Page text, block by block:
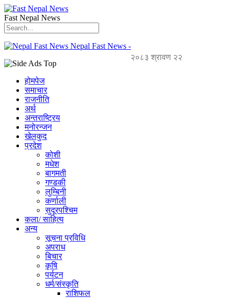
Fast Nepal News
Nepal Fast News -
२०८३ श्रावण २२
होमपेज
समाचार
राजनीति
अर्थ
अन्तराष्ट्रिय
मनोरन्जन
खेलकुद
प्रदेश
कोशी
मधेश
बागमती
गण्डकी
लुम्बिनी
कर्णाली
सुदूरपश्चिम
कला/ साहित्य
अन्य
सूचना प्रविधि
अपराध
बिचार
कृषि
पर्यटन
धर्म/संस्कृति
राशिफल